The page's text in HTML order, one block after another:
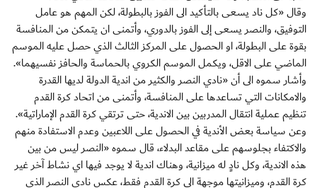
وقال «كل ناد يسعى بالتأكيد الى الفوز بالبطولة، لكن المهم هو عامل
التوفيق، والنصر يسعى إلى الفوز بالدوري، وأتمنى ان يتمكن من المنافسة
بقوة على البطولة، او الحصول على المركز الثالث الذي حصل عليه الموسم
الماضي على الاقل، ويكمل الموسم الكروي بالحماسة والحافز نفسيهما».
وأشار سموه الى أن «نادي النصر والكثير من اندية الدولة لديها القدرة
والامكانات التي تساعدها على المنافسة، وأتمنى من اتحاد كرة القدم
تنظيم عملية انتقال المدربين بين الاندية، حتى ترتقي كرة القدم الإماراتية».
وعن سياسة بعض الأندية في الحصول على اللاعبين وعدم الاستفادة منهم
والاكتفاء بجلوسهم على مقاعد البدلاء، قال سموه «النصر ليس من بين
هذه الاندية، وكل نادٍ له ميزانية، وهناك اندية لا يوجد فيها اي نشاط آخر غير
كرة القدم، وميزانيتها موجهة الى كرة القدم فقط، عكس نادي النصر الذي